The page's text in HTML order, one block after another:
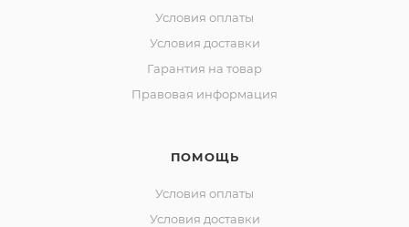
Условия оплаты
Условия доставки
Гарантия на товар
Правовая информация
ПОМОЩЬ
Условия оплаты
Условия доставки